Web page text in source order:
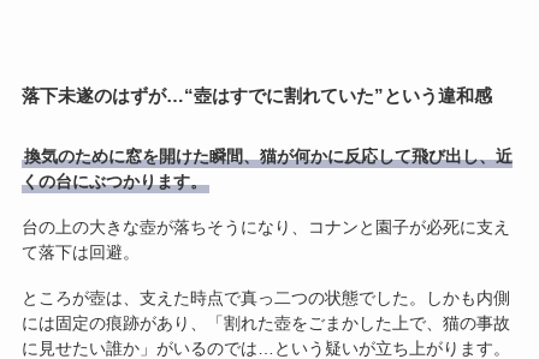
落下未遂のはずが…“壺はすでに割れていた”という違和感
換気のために窓を開けた瞬間、猫が何かに反応して飛び出し、近
くの台にぶつかります。
台の上の大きな壺が落ちそうになり、コナンと園子が必死に支え
て落下は回避。
ところが壺は、支えた時点で真っ二つの状態でした。しかも内側
には固定の痕跡があり、「割れた壺をごまかした上で、猫の事故
に見せたい誰か」がいるのでは…という疑いが立ち上がります。